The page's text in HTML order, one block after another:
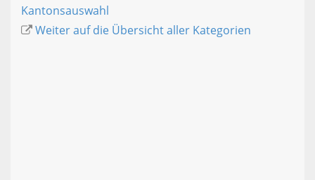
Kantonsauswahl
Weiter auf die Übersicht aller Kategorien